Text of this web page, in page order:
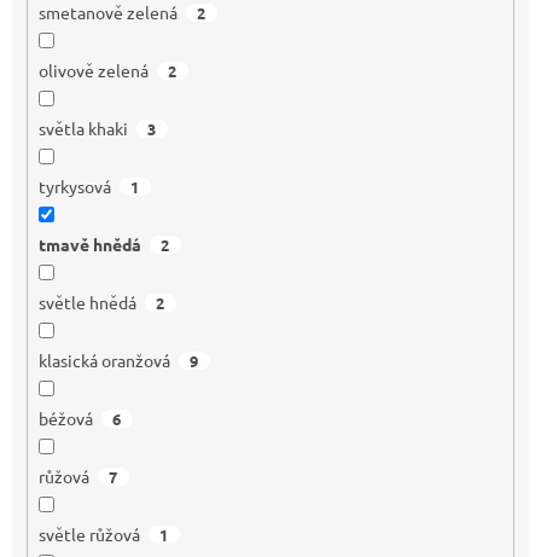
smetanově zelená 2
olivově zelená 2
světla khaki 3
tyrkysová 1
tmavě hnědá 2
světle hnědá 2
klasická oranžová 9
béžová 6
růžová 7
světle růžová 1